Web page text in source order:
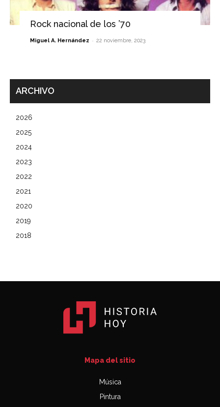
Rock nacional de los ’70
Miguel A. Hernández - 22 noviembre, 2023
ARCHIVO
2026
2025
2024
2023
2022
2021
2020
2019
2018
Mapa del sitio
Música
Pintura